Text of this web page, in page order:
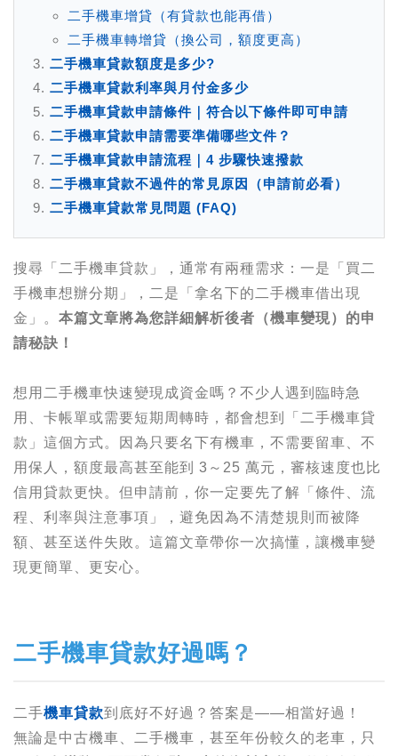
二手機車增貸（有貸款也能再借）
二手機車轉增貸（換公司，額度更高）
二手機車貸款額度是多少?
二手機車貸款利率與月付金多少
二手機車貸款申請條件｜符合以下條件即可申請
二手機車貸款申請需要準備哪些文件？
二手機車貸款申請流程｜4 步驟快速撥款
二手機車貸款不過件的常見原因（申請前必看）
二手機車貸款常見問題 (FAQ)
搜尋「二手機車貸款」，通常有兩種需求：一是「買二
手機車想辦分期」，二是「拿名下的二手機車借出現
金」。 本篇文章將為您詳細解析後者（機車變現）的申
請秘訣！
想用二手機車快速變現成資金嗎？不少人遇到臨時急
用、卡帳單或需要短期周轉時，都會想到「二手機車貸
款」這個方式。因為只要名下有機車，不需要留車、不
用保人，額度最高甚至能到 3～25 萬元，審核速度也比
信用貸款更快。但申請前，你一定要先了解「條件、流
程、利率與注意事項」，避免因為不清楚規則而被降
額、甚至送件失敗。這篇文章帶你一次搞懂，讓機車變
現更簡單、更安心。
二手機車貸款好過嗎？
二手機車貸款到底好不好過？答案是——相當好過！
無論是中古機車、二手機車，甚至年份較久的老車，只